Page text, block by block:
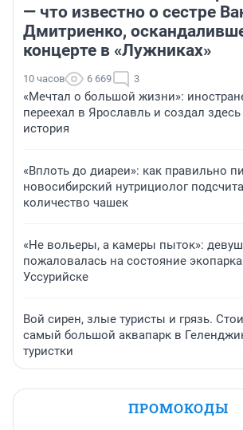
— что известно о сестре
Дмитриенко,
концерте в «Лужниках»
10 часов 6 669 3
«Мечтал о большой жизни»:
переехал в Ярославль и создал
история
«Вплоть до диареи»: как правильно
новосибирский нутрициолог
количество чашек
«Не вольеры, а камеры пыток»:
пожаловалась на состояние
Уссурийске
Вой сирен, злые туристы и грязь.
самый большой аквапарк в
туристки
ПРОМОКОДЫ